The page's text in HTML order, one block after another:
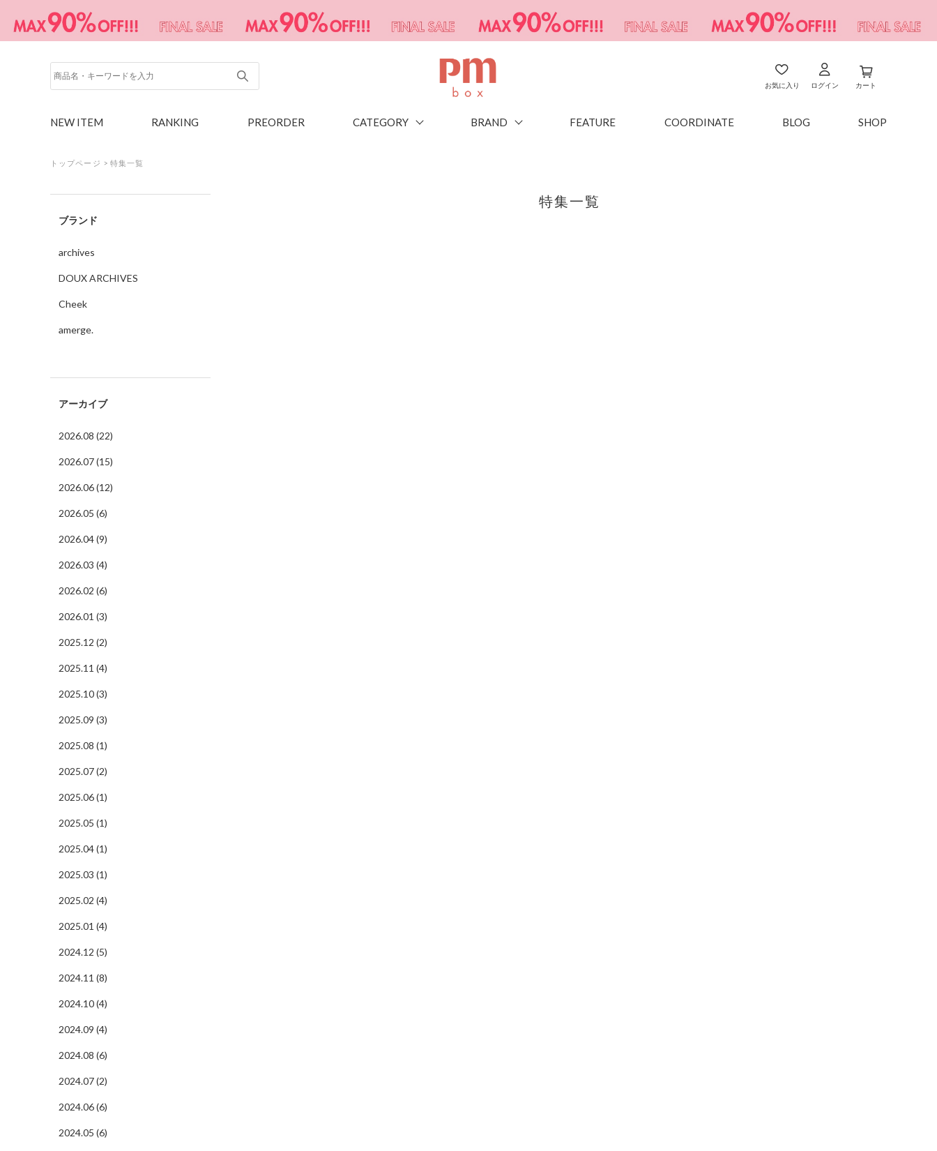
お気に入り ログイン カート
NEW ITEM RANKING PREORDER CATEGORY BRAND FEATURE COORDINATE BLOG SHOP
トップページ > 特集一覧
ブランド
archives
DOUX ARCHIVES
Cheek
amerge.
アーカイブ
2026.08 (22)
2026.07 (15)
2026.06 (12)
2026.05 (6)
2026.04 (9)
2026.03 (4)
2026.02 (6)
2026.01 (3)
2025.12 (2)
2025.11 (4)
2025.10 (3)
2025.09 (3)
2025.08 (1)
2025.07 (2)
2025.06 (1)
2025.05 (1)
2025.04 (1)
2025.03 (1)
2025.02 (4)
2025.01 (4)
2024.12 (5)
2024.11 (8)
2024.10 (4)
2024.09 (4)
2024.08 (6)
2024.07 (2)
2024.06 (6)
2024.05 (6)
特集一覧